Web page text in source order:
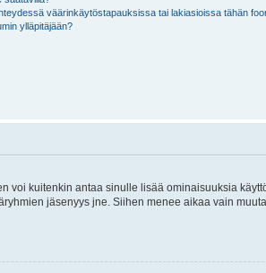
väärinkäytöstapauksissa tai lakiasioissa tähän
ylläpitäjään?
voi kuitenkin antaa sinulle lisää ominaisuuksia
jäsenyys jne. Siihen menee aikaa vain